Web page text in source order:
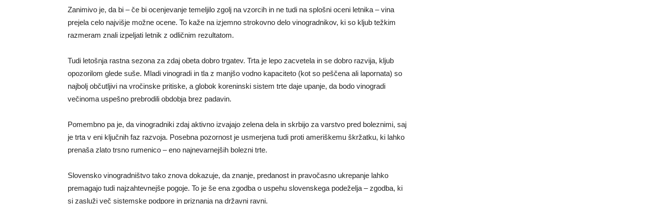
Zanimivo je, da bi – če bi ocenjevanje temeljilo zgolj na vzorcih in ne tudi na splošni oceni letnika – vina
prejela celo najvišje možne ocene. To kaže na izjemno strokovno delo vinogradnikov, ki so kljub težkim
razmeram znali izpeljati letnik z odličnim rezultatom.
Tudi letošnja rastna sezona za zdaj obeta dobro trgatev. Trta je lepo zacvetela in se dobro razvija, kljub
opozorilom glede suše. Mladi vinogradi in tla z manjšo vodno kapaciteto (kot so peščena ali lapornata) so
najbolj občutljivi na vročinske pritiske, a globok koreninski sistem trte daje upanje, da bodo vinogradi
večinoma uspešno prebrodili obdobja brez padavin.
Pomembno pa je, da vinogradniki zdaj aktivno izvajajo zelena dela in skrbijo za varstvo pred boleznimi, saj
je trta v eni ključnih faz razvoja. Posebna pozornost je usmerjena tudi proti ameriškemu škržatku, ki lahko
prenaša zlato trsno rumenico – eno najnevarnejših bolezni trte.
Slovensko vinogradništvo tako znova dokazuje, da znanje, predanost in pravočasno ukrepanje lahko
premagajo tudi najzahtevnejše pogoje. To je še ena zgodba o uspehu slovenskega podeželja – zgodba, ki
si zasluži več sistemske podpore in priznanja na državni ravni.